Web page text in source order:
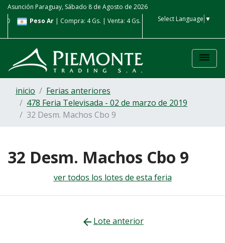
Asunción Paraguay, Sábado 8 de Agosto de 2026
Peso Ar| Compra: 4 Gs. | Venta: 4 Gs. Real| Compra: 1.100
Select Language ▼
dehaze
inicio
Ferias anteriores
478 Feria Televisada - 02 de marzo de 2019
32 Desm. Machos Cbo 9
32 Desm. Machos Cbo 9
ver todos los lotes de esta feria
arrow_back Lote anterior